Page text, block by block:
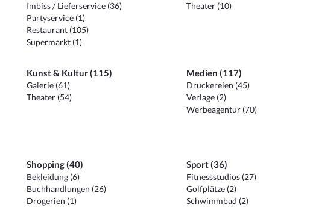
Imbiss / Lieferservice (36)
Partyservice (1)
Restaurant (105)
Supermarkt (1)
Theater (10)
Kunst & Kultur (115)
Galerie (61)
Theater (54)
Medien (117)
Druckereien (45)
Verlage (2)
Werbeagentur (70)
Shopping (40)
Bekleidung (6)
Buchhandlungen (26)
Drogerien (1)
Sport (36)
Fitnessstudios (27)
Golfplätze (2)
Schwimmbad (2)